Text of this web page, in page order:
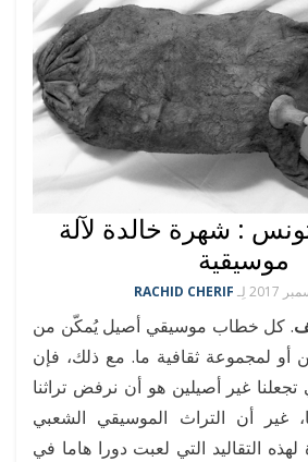
: شهرة خالدة لآلة
موسيقية
لِـ RACHID CHERIF
. كل خطاب موسيقي أصيل يُمكّن من
أو لمجموعة ثقافية ما. مع ذلك، فإن
تجعلنا غير أصيلين هو أن نرفض تراثنا
غير أن التراث الموسيقي الشعبي
التقاليد التي لعبت دورا هاما في